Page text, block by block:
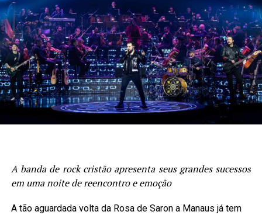
A banda de rock cristão apresenta seus grandes sucessos
em uma noite de reencontro e emoção
A tão aguardada volta da Rosa de Saron a Manaus já tem